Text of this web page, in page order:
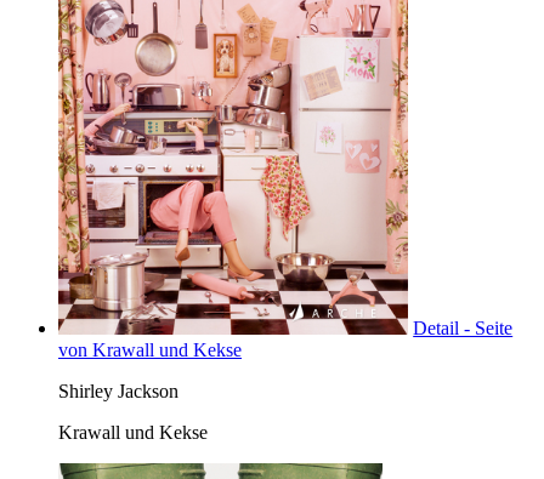
Detail - Seite
von Krawall und Kekse
Shirley Jackson
Krawall und Kekse